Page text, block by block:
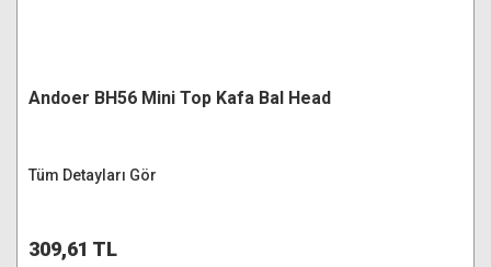
Andoer BH56 Mini Top Kafa Bal Head
Tüm Detayları Gör
309,61 TL